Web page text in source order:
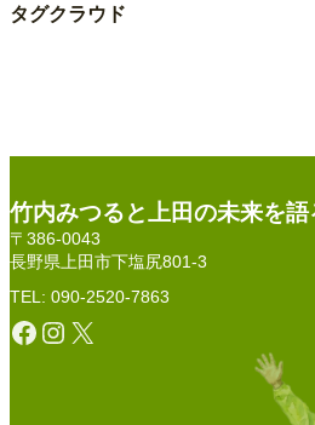
タグクラウド
竹内みつると上田の未来を語
〒386-0043
長野県上田市下塩尻801-3
TEL: 090-2520-7863
Facebook Instagram X